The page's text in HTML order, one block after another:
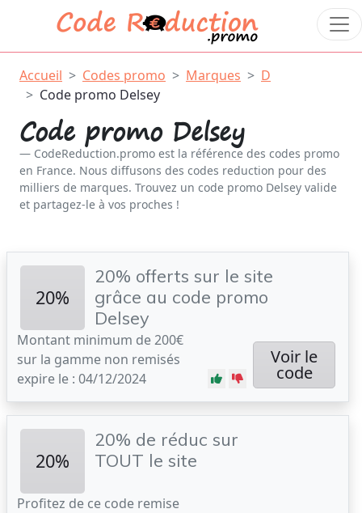
Accueil Codes promo Marques
D
Code promo Delsey
Code promo Delsey
CodeReduction.promo est la référence des codes promo
en France. Nous diffusons des codes reduction pour des
milliers de marques. Trouvez un code promo Delsey valide
et partagez-le à vos proches !
20%
20% offerts sur le site
grâce au code promo
Delsey
Montant minimum de 200€
sur la gamme non remisés
expire le : 04/12/2024
Voir le
code
20%
20% de réduc sur
TOUT le site
Profitez de ce code remise